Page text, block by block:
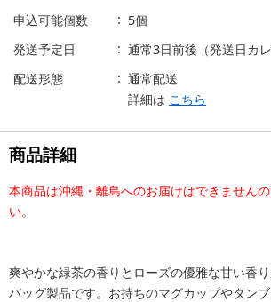
申込可能個数
5個
発送予定日
通常3日前後（発送日カ
配送形態
通常配送
詳細は こちら
商品詳細
本商品は沖縄・離島へのお届けはできません
い。
爽やかな緑茶の香りとローズの優雅な甘い香
バッグ製品です。お持ちのマグカップやタン